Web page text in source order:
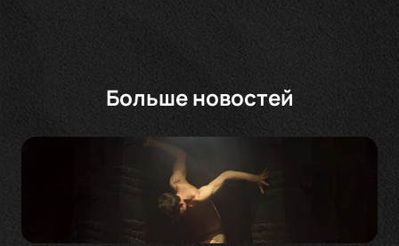
Больше новостей